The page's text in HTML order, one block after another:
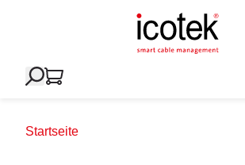
Startseite